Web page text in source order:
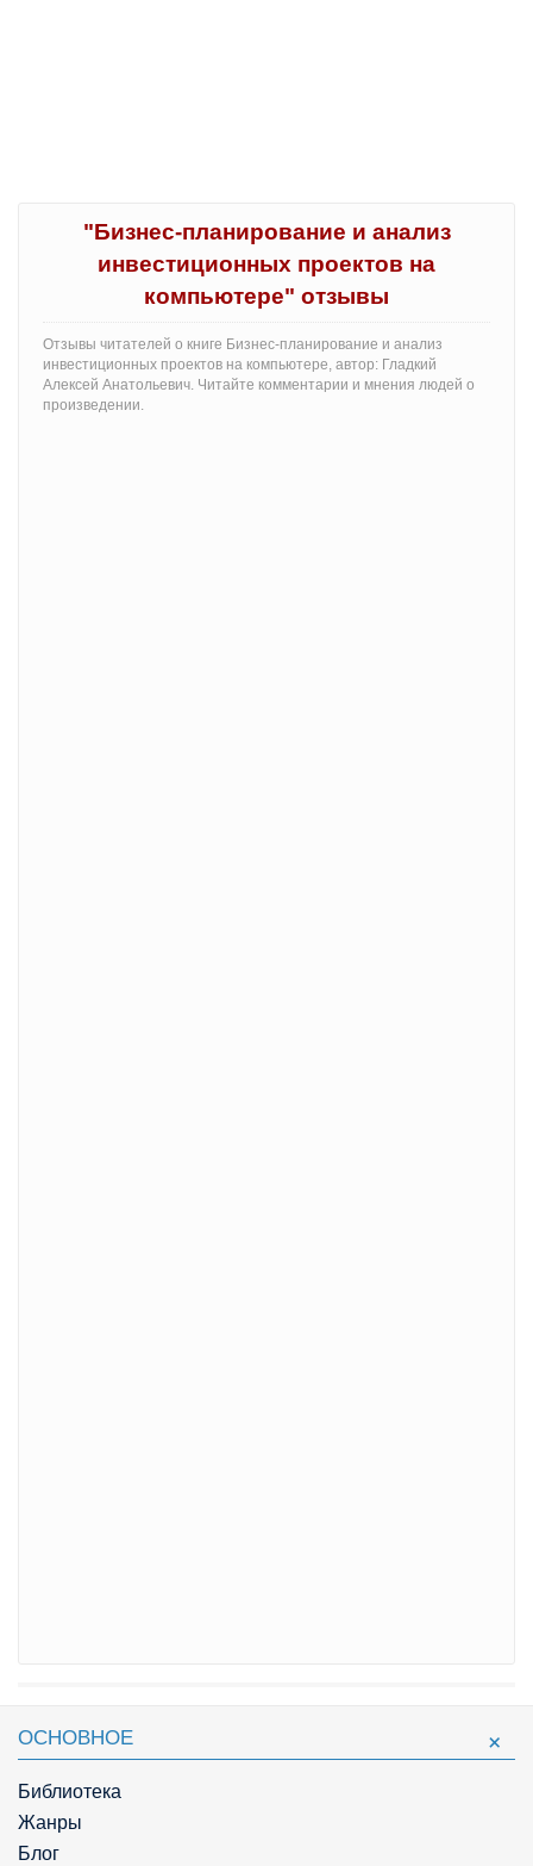
"Бизнес-планирование и анализ
инвестиционных проектов на
компьютере" отзывы
Отзывы читателей о книге Бизнес-планирование и анализ
инвестиционных проектов на компьютере, автор: Гладкий
Алексей Анатольевич. Читайте комментарии и мнения людей о
произведении.
ОСНОВНОЕ
Библиотека
Жанры
Блог